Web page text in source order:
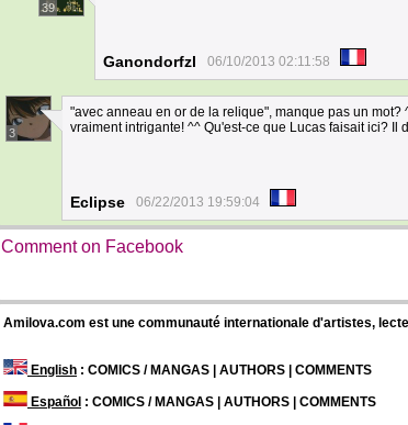
39
Ganondorfzl 06/10/2013 02:11:58
3
"avec anneau en or de la relique", manque pas un
vraiment intrigante! ^^ Qu'est-ce que Lucas faisait ici? Il
Eclipse 06/22/2013 19:59:04
Comment on Facebook
Amilova.com est une communauté internationale d'artistes,
English : COMICS / MANGAS | AUTHORS | COMMENTS
Español : COMICS / MANGAS | AUTHORS | COMMENTS